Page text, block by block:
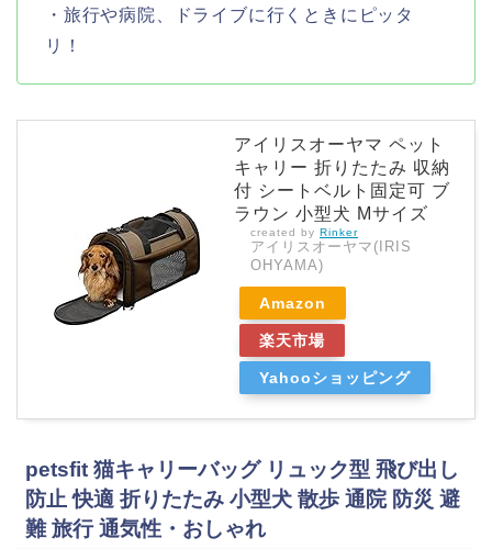
・旅行や病院、ドライブに行くときにピッタ
リ！
アイリスオーヤマ ペット
キャリー 折りたたみ 収納
付 シートベルト固定可 ブ
ラウン 小型犬 Mサイズ
created by Rinker
アイリスオーヤマ(IRIS
OHYAMA)
Amazon
楽天市場
Yahooショッピング
petsfit 猫キャリーバッグ リュック型 飛び出し
防止 快適 折りたたみ 小型犬 散歩 通院 防災 避
難 旅行 通気性・おしゃれ